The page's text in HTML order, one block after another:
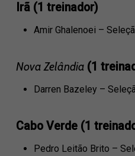
Irã (1 treinador)
Amir Ghalenoei –
Nova Zelândia (1
Darren Bazeley –
Cabo Verde (1
Pedro Leitão Brito –